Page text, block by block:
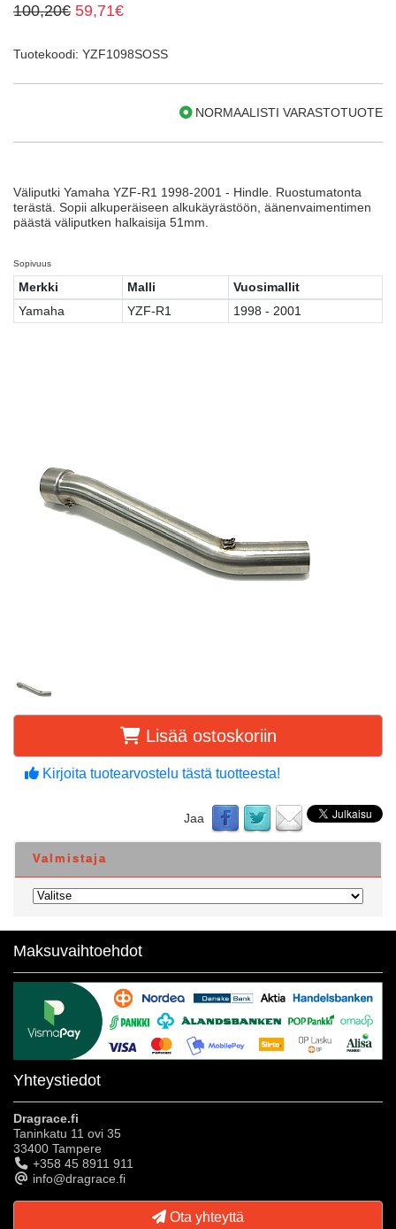
100,20€ 59,71€
Tuotekoodi: YZF1098SOSS
NORMAALISTI VARASTOTUOTE
Väliputki Yamaha YZF-R1 1998-2001 - Hindle. Ruostumatonta
terästä. Sopii alkuperäiseen alkukäyrästöön, äänenvaimentimen
päästä väliputken halkaisija 51mm.
Sopivuus
Merkki Malli
Vuosimallit
Yamaha
YZF-R1 1998 - 2001
Lisää ostoskoriin
Kirjoita tuotearvostelu tästä tuotteesta!
Jaa
Valmistaja
Maksuvaihtoehdot
Yhteystiedot
Dragrace.fi
Taninkatu 11 ovi 35
33400 Tampere
+358 45 8911 911
info@dragrace.fi
Ota yhteyttä